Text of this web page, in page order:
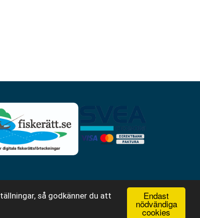
Endast
nödvändiga
cookies
så godkänner du att